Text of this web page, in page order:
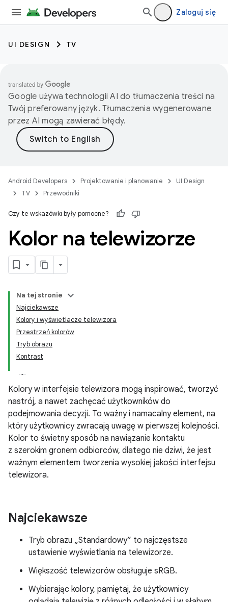
Zaloguj się
UI DESIGN TV
Google używa technologii AI do tłumaczenia treści na
Twój preferowany język. Tłumaczenia wygenerowane
przez AI mogą zawierać błędy.
Android Developers Projektowanie i planowanie
UI Design
TV
Przewodniki
Czy te wskazówki były pomocne?
Kolor na telewizorze
Na tej stronie
Najciekawsze
Kolory i wyświetlacze telewizora
Przestrzeń kolorów
Tryb obrazu
Kontrast
Kolory w interfejsie telewizora mogą inspirować, tworzyć
nastrój, a nawet zachęcać użytkowników do
podejmowania decyzji. To ważny i namacalny element, na
który użytkownicy zwracają uwagę w pierwszej kolejności.
Kolor to świetny sposób na nawiązanie kontaktu
z szerokim gronem odbiorców, dlatego nie dziwi, że jest
ważnym elementem tworzenia wysokiej jakości interfejsu
telewizora.
Najciekawsze
Tryb obrazu „Standardowy” to najczęstsze
ustawienie wyświetlania na telewizorze.
Większość telewizorów obsługuje sRGB.
Wybierając kolory, pamiętaj, że użytkownicy